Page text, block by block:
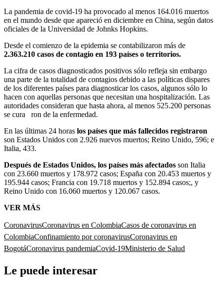
La pandemia de covid-19 ha provocado al menos 164.016 muertos
en el mundo desde que apareció en diciembre en China, según datos
oficiales de la Universidad de Johnks Hopkins.
Desde el comienzo de la epidemia se contabilizaron más de
2.363.210 casos de contagio en 193 países o territorios.
La cifra de casos diagnosticados positivos sólo refleja sin embargo
una parte de la totalidad de contagios debido a las políticas dispares
de los diferentes países para diagnosticar los casos, algunos sólo lo
hacen con aquellas personas que necesitan una hospitalización. Las
autoridades consideran que hasta ahora, al menos 525.200 personas
se cura ron de la enfermedad.
En las últimas 24 horas los países que más fallecidos registraron
son Estados Unidos con 2.926 nuevos muertos; Reino Unido, 596; e
Italia, 433.
Después de Estados Unidos, los países más afectados son Italia
con 23.660 muertos y 178.972 casos; España con 20.453 muertos y
195.944 casos; Francia con 19.718 muertos y 152.894 casos;, y
Reino Unido con 16.060 muertos y 120.067 casos.
VER MÁS
CoronavirusCoronavirus en ColombiaCasos de coronavirus en
ColombiaConfinamiento por coronavirusCoronavirus en
BogotáCoronavirus pandemiaCovid-19Ministerio de Salud
Le puede interesar